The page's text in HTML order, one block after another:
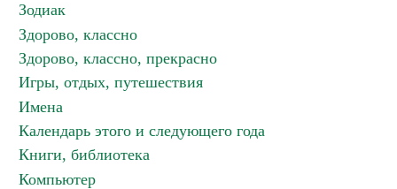
Зодиак
Здорово, классно
Здорово, классно, прекрасно
Игры, отдых, путешествия
Имена
Календарь этого и следующего года
Книги, библиотека
Компьютер